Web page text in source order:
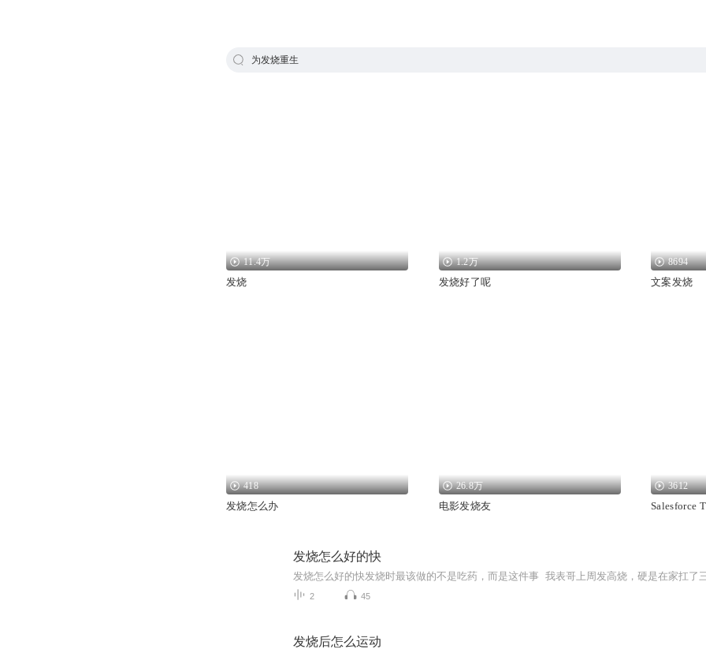
为发烧重生
11.4万
发烧
1.2万
发烧好了呢
8694
文案发烧
418
发烧怎么办
26.8万
电影发烧友
3612
Salesforce
发烧怎么好的快
2 45
发烧后怎么运动